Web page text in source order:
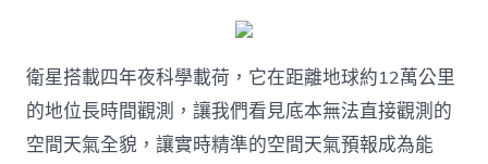
衛星搭載四年夜科學載荷，它在距離地球約12萬公里
的地位長時間觀測，讓我們看見底本無法直接觀測的
空間天氣全貌，讓實時精準的空間天氣預報成為能